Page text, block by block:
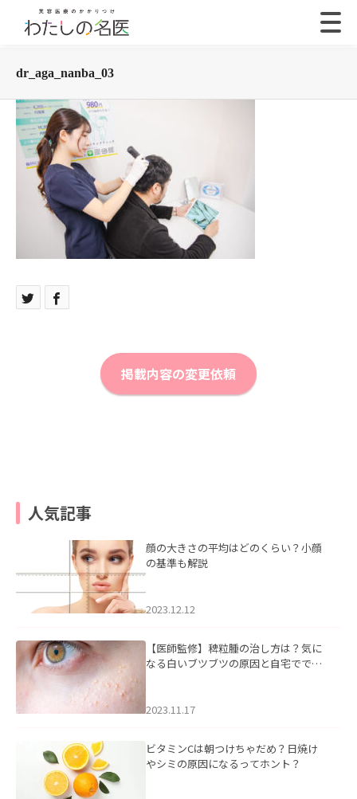
dr_aga_nanba_03
掲載内容の変更依頼
人気記事
顔の大きさの平均はどのくらい？小顔
の基準も解説
2023.12.12
【医師監修】稗粒腫の治し方は？気に
なる白いブツブツの原因と自宅ででき
2023.11.17
ビタミンCは朝つけちゃだめ？日焼け
やシミの原因になるってホント？